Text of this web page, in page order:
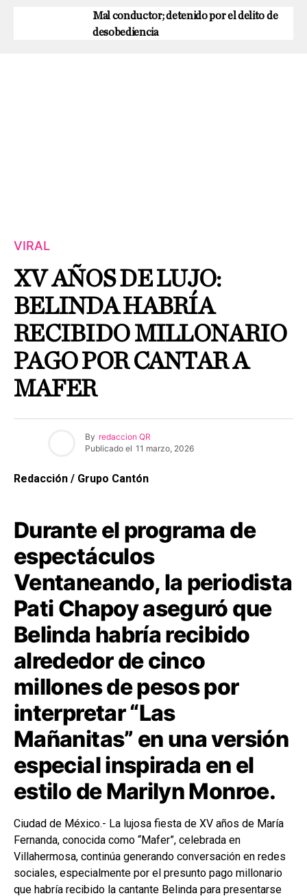
Mal conductor; detenido por el delito de
desobediencia
VIRAL
XV AÑOS DE LUJO:
BELINDA HABRÍA
RECIBIDO MILLONARIO
PAGO POR CANTAR A
MAFER
By redaccion QR
Publicado el 11 marzo, 2026
Redacción / Grupo Cantón
Durante el programa de
espectáculos
Ventaneando, la periodista
Pati Chapoy aseguró que
Belinda habría recibido
alrededor de cinco
millones de pesos por
interpretar “Las
Mañanitas” en una versión
especial inspirada en el
estilo de Marilyn Monroe.
Ciudad de México.- La lujosa fiesta de XV años de María
Fernanda, conocida como “Mafer”, celebrada en
Villahermosa, continúa generando conversación en redes
sociales, especialmente por el presunto pago millonario
que habría recibido la cantante Belinda para presentarse